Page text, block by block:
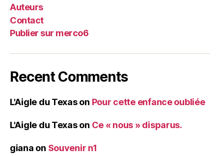
Auteurs
Contact
Publier sur merco6
Recent Comments
L'Aigle du Texason Pour cette enfance oubliée
L'Aigle du Texason Ce « nous » disparus.
giana on Souvenir n1